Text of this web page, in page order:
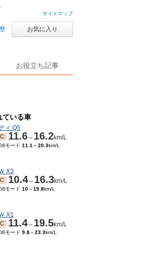
サイトマップ
お気に入り
お役立ち記事
ている車
ィ Q5
11.6～ 16.2km/L
モード 11.1 ～20.3km/L
X3
10.4～ 16.3km/L
モード 10～19.8km/L
X1
11.4～ 19.5km/L
モード 9.8～23.3km/L